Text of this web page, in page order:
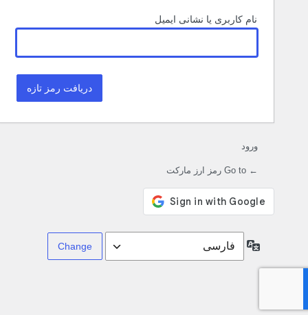
نام کاربری یا نشانی ایمیل
ورود
← Go to رمز ارز مارکت
زبان